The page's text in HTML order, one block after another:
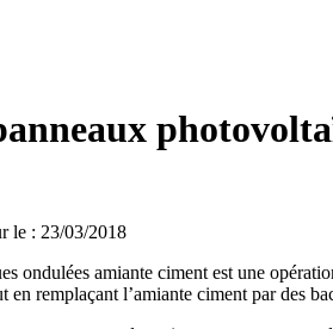
le : 23/03/2018
ondulées amiante ciment est une
en remplaçant l’amiante ciment par des